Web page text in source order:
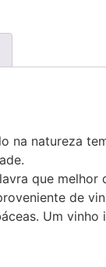
na natureza
que melhor
de
Um